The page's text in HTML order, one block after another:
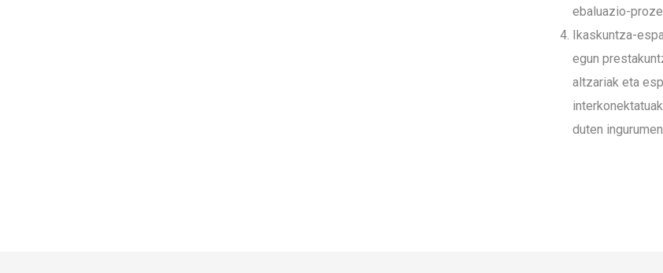
ebaluazio-
Ikaskuntza-
egun
altzariak eta
duten